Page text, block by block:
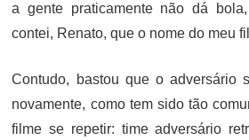
a gente praticamente não dá
contei, Renato, que o nome do meu
Contudo, bastou que o adversário
novamente, como tem sido tão
filme se repetir: time adversário